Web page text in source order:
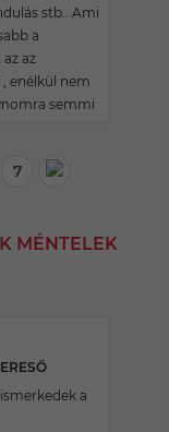
stb.. Ami
a
az
enélkül nem
semmi
7
MÉNTELEK
a